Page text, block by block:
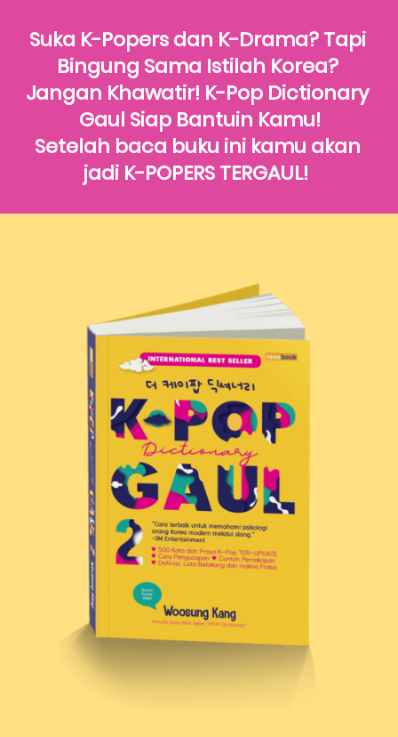
Suka K-Popers dan K-Drama? Tapi
Bingung Sama Istilah Korea?
Jangan Khawatir! K-Pop Dictionary
Gaul Siap Bantuin Kamu!
Setelah baca buku ini kamu akan
jadi K-POPERS TERGAUL!